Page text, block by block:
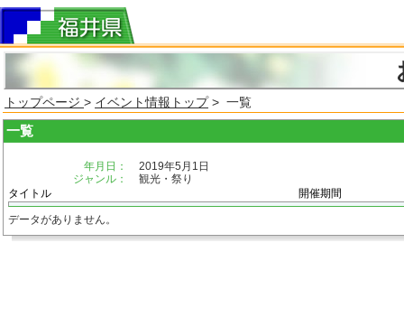
トップページ > イベント情報トップ> 一覧
一覧
年月日：
2019年5月1日
ジャンル：
観光・祭り
タイトル
開催期間
データがありません。